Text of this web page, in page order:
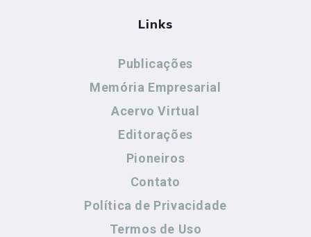
Links
Publicações
Memória Empresarial
Acervo Virtual
Editorações
Pioneiros
Contato
Política de Privacidade
Termos de Uso